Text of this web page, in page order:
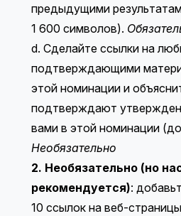
предыдущими
1 600 символов).
d. Сделайте ссылки на
подтверждающими
этой номинации и
подтверждают
вами в этой номинации
Необязательно
2. Необязательно (но
рекомендуется):
10 ссылок на веб-